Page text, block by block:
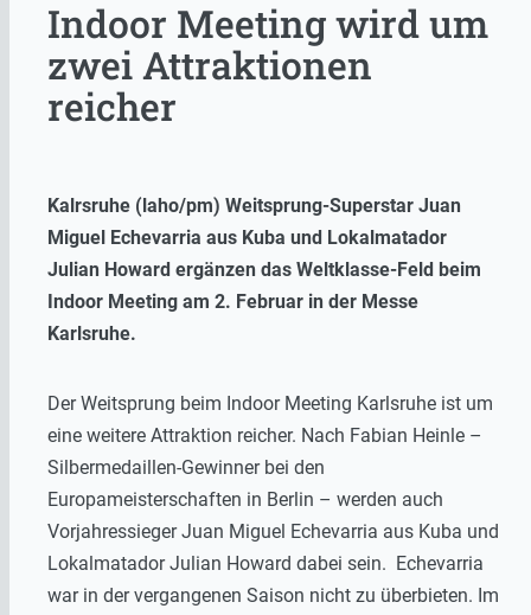
Indoor Meeting wird um
zwei Attraktionen
reicher
Kalrsruhe (laho/pm) Weitsprung-Superstar Juan
Miguel Echevarria aus Kuba und Lokalmatador
Julian Howard ergänzen das Weltklasse-Feld beim
Indoor Meeting am 2. Februar in der Messe
Karlsruhe.
Der Weitsprung beim Indoor Meeting Karlsruhe ist um
eine weitere Attraktion reicher. Nach Fabian Heinle –
Silbermedaillen-Gewinner bei den
Europameisterschaften in Berlin – werden auch
Vorjahressieger Juan Miguel Echevarria aus Kuba und
Lokalmatador Julian Howard dabei sein. Echevarria
war in der vergangenen Saison nicht zu überbieten. Im